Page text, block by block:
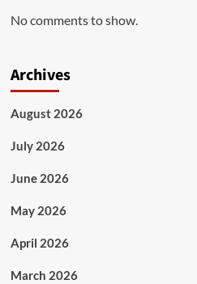
No comments to show.
Archives
August 2026
July 2026
June 2026
May 2026
April 2026
March 2026